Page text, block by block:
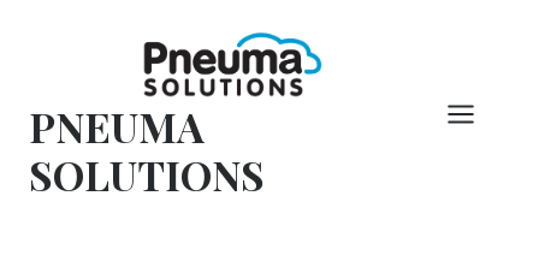
PNEUMA
SOLUTIONS